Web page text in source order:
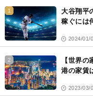
1
大谷翔平
稼ぐには
2024/01/
2
【世界
港の家
2023/03/